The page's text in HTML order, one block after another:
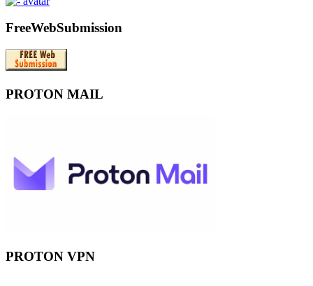
FreeWebSubmission
PROTON MAIL
PROTON VPN